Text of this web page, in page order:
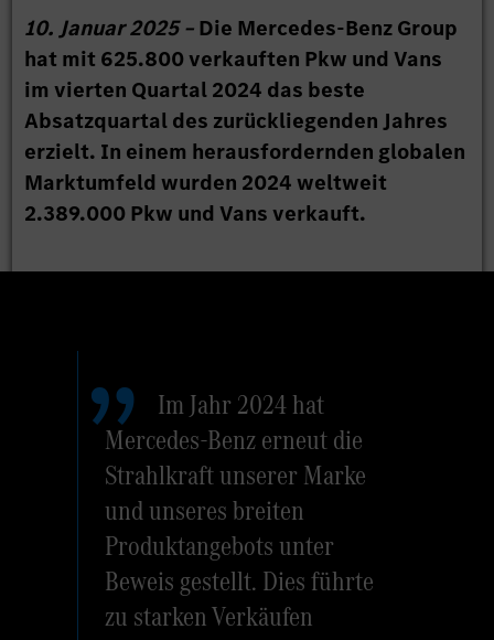
10. Januar 2025 –Die Mercedes-Benz Group
hat mit 625.800 verkauften Pkw und Vans
im vierten Quartal 2024 das beste
Absatzquartal des zurückliegenden Jahres
erzielt. In einem herausfordernden globalen
Marktumfeld wurden 2024 weltweit
2.389.000 Pkw und Vans verkauft.
Im Jahr 2024 hat
Mercedes-Benz erneut die
Strahlkraft unserer Marke
und unseres breiten
Produktangebots unter
Beweis gestellt. Dies führte
zu starken Verkäufen